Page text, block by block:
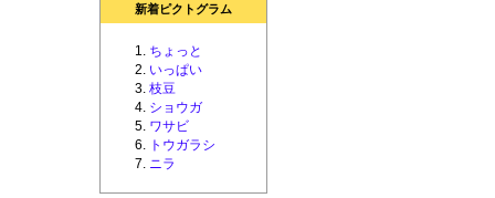
新着ピクトグラム
ちょっと
いっぱい
枝豆
ショウガ
ワサビ
トウガラシ
ニラ